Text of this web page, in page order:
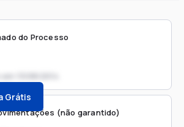
do Processo
Grátis
(não garantido)